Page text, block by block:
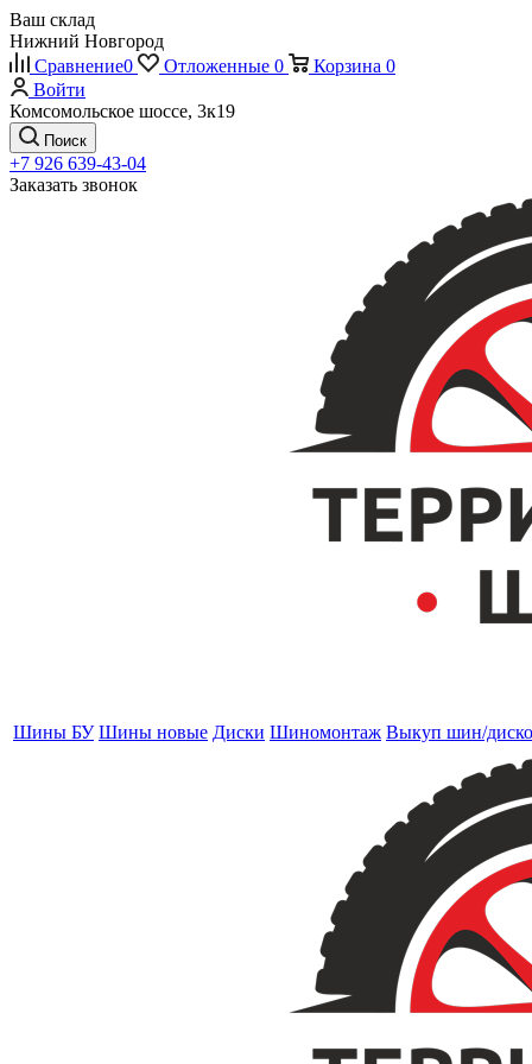
Ваш склад
Нижний Новгород
Сравнение0 Отложенные 0 Корзина 0
Войти
Комсомольское шоссе, 3к19
Поиск
+7 926 639-43-04
Заказать звонок
Шины БУ Шины новые Диски Шиномонтаж Выкуп шин/